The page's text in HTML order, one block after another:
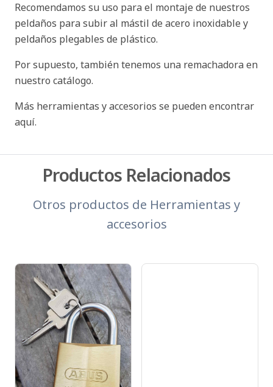
Recomendamos su uso para el montaje de nuestros
peldaños para subir al mástil de acero inoxidable y
peldaños plegables de plástico.
Por supuesto, también tenemos una remachadora en
nuestro catálogo.
Más herramientas y accesorios se pueden encontrar
aquí.
Productos Relacionados
Otros productos de Herramientas y
accesorios